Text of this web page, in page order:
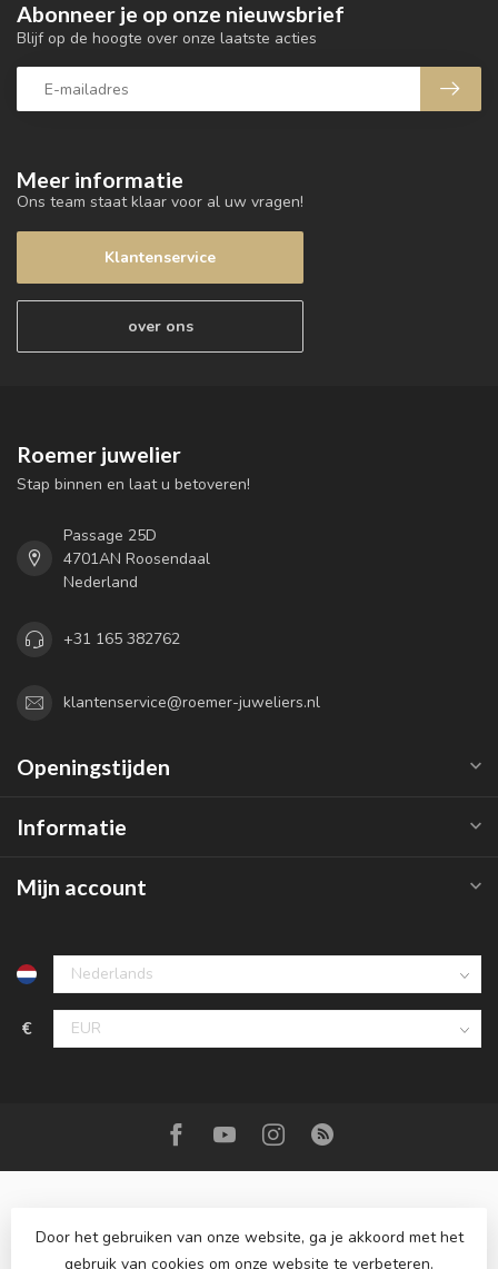
Meer informatie
Ons team staat klaar voor al uw vragen!
Klantenservice
over ons
Abonneer je op onze nieuwsbrief
Blijf op de hoogte over onze laatste acties
Roemer juwelier
Stap binnen en laat u betoveren!
Passage 25D
4701AN Roosendaal
Nederland
+31 165 382762
klantenservice@roemer-juweliers.nl
Openingstijden
Informatie
Mijn account
€
Door het gebruiken van onze website, ga je akkoord met het
gebruik van cookies om onze website te verbeteren.